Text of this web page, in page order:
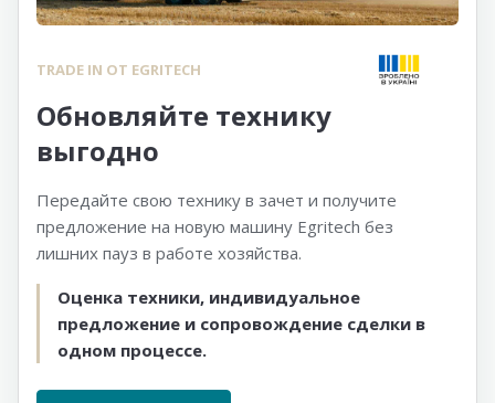
TRADE IN ОТ EGRITECH
Обновляйте технику
выгодно
Передайте свою технику в зачет и получите
предложение на новую машину Egritech без
лишних пауз в работе хозяйства.
Оценка техники, индивидуальное
предложение и сопровождение сделки в
одном процессе.